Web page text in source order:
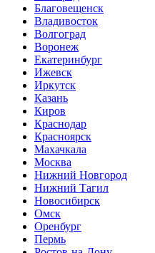
Благовещенск
Владивосток
Волгоград
Воронеж
Екатеринбург
Ижевск
Иркутск
Казань
Киров
Краснодар
Красноярск
Махачкала
Москва
Нижний Новгород
Нижний Тагил
Новосибирск
Омск
Оренбург
Пермь